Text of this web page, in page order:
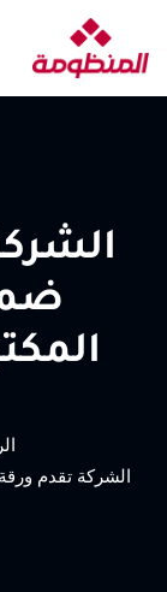
الشركة تقدم